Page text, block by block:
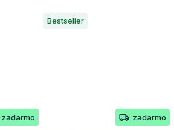
zadarmo
Bestseller
zadarmo